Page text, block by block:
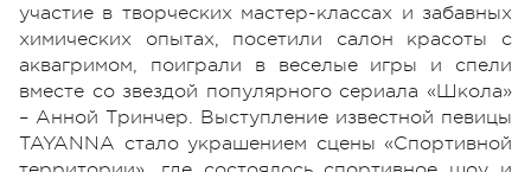
участие в творческих мастер-классах и забавных
химических опытах, посетили салон красоты с
аквагримом, поиграли в веселые игры и спели
вместе со звездой популярного сериала «Школа»
– Анной Тринчер. Выступление известной певицы
TAYANNA стало украшением сцены «Спортивной